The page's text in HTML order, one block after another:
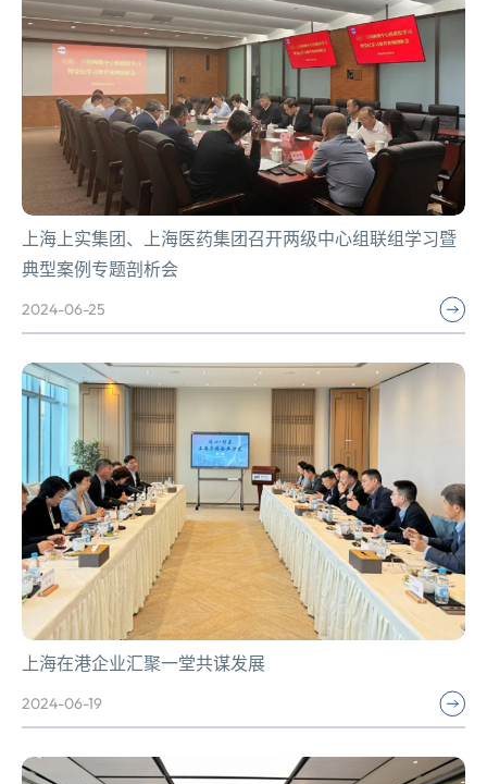
上海上实集团、上海医药集团召开两级中心组联组学习暨
典型案例专题剖析会
2024-06-25
上海在港企业汇聚一堂共谋发展
2024-06-19